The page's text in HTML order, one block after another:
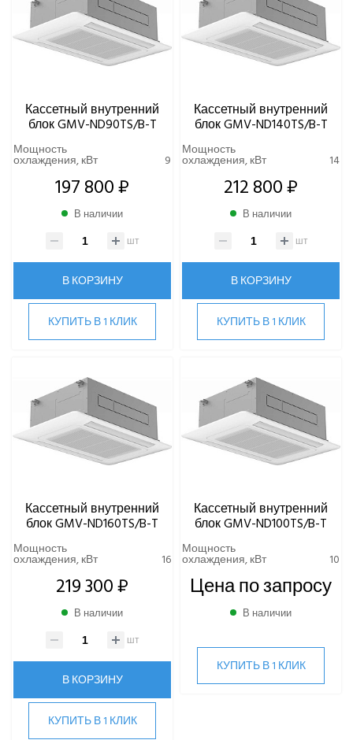
Кассетный внутренний
блок GMV-ND90TS/B-T
Мощность
охлаждения, кВт 9
197 800 ₽
В наличии
шт
В КОРЗИНУ
КУПИТЬ В 1 КЛИК
Кассетный внутренний
блок GMV-ND140TS/B-T
Мощность
охлаждения, кВт 14
212 800 ₽
В наличии
шт
В КОРЗИНУ
КУПИТЬ В 1 КЛИК
Кассетный внутренний
блок GMV-ND160TS/B-T
Мощность
охлаждения, кВт 16
219 300 ₽
В наличии
шт
В КОРЗИНУ
КУПИТЬ В 1 КЛИК
Кассетный внутренний
блок GMV-ND100TS/B-T
Мощность
охлаждения, кВт 10
Цена по запросу
В наличии
КУПИТЬ В 1 КЛИК